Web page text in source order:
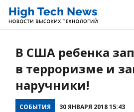
В США ребенка
в терроризме и
наручники!
СОБЫТИЯ 30 ЯНВАРЯ 2018 15:43